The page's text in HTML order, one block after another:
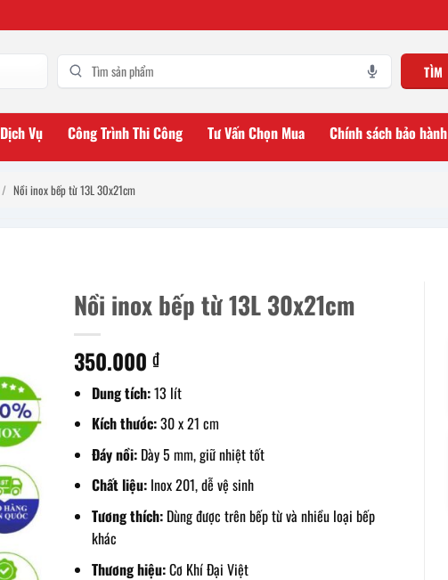
TÌM
Dịch Vụ Công Trình Thi Công Tư Vấn Chọn Mua Chính sách bảo hành
/ Nồi inox bếp từ 13L 30x21cm
Nồi inox bếp từ 13L 30x21cm
350.000 ₫
Dung tích:13 lít
Kích thước:30 x 21 cm
Đáy nồi: Dày 5 mm, giữ nhiệt tốt
Chất liệu: Inox 201, dễ vệ sinh
Tương thích: Dùng được trên bếp từ và nhiều loại bếp
khác
Thương hiệu:Cơ Khí Đại Việt